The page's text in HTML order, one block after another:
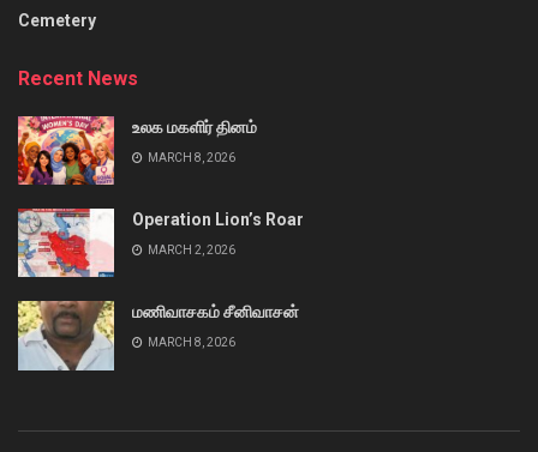
Cemetery
Recent News
உலக மகளிர் தினம்
MARCH 8, 2026
Operation Lion’s Roar
MARCH 2, 2026
மணிவாசகம் சீனிவாசன்
MARCH 8, 2026